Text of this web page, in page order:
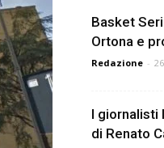
Basket
Ortona e
Redazione -
I giornalisti
di Renato